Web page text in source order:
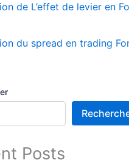
de L’effet de levier en
du spread en trading
Posts